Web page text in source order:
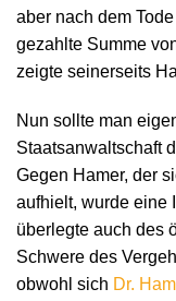
aber nach dem
gezahlte Summe
zeigte seinerseits
Nun sollte man
Staatsanwaltschaft
Gegen Hamer, der
aufhielt, wurde eine
überlegte auch des
Schwere des
obwohl sich Dr.